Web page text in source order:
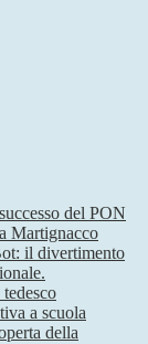
del PON
Martignacco
il divertimento
a scuola
della